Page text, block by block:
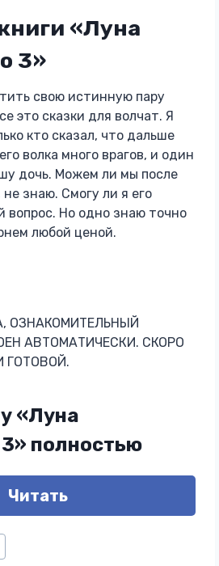
«Луна
3»
свою истинную пару
это сказки для волчат. Я
кто сказал, что дальше
волка много врагов, и один
дочь. Можем ли мы после
знаю. Смогу ли я его
вопрос. Но одно знаю точно
любой ценой.
ОЗНАКОМИТЕЛЬНЫЙ
АВТОМАТИЧЕСКИ. СКОРО
«Луна
полностью
Читать